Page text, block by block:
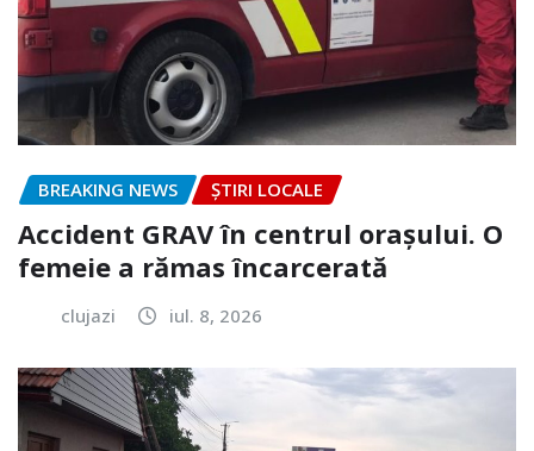
BREAKING NEWS ȘTIRI LOCALE
Accident GRAV în centrul orașului. O
femeie a rămas încarcerată
clujazi iul. 8, 2026